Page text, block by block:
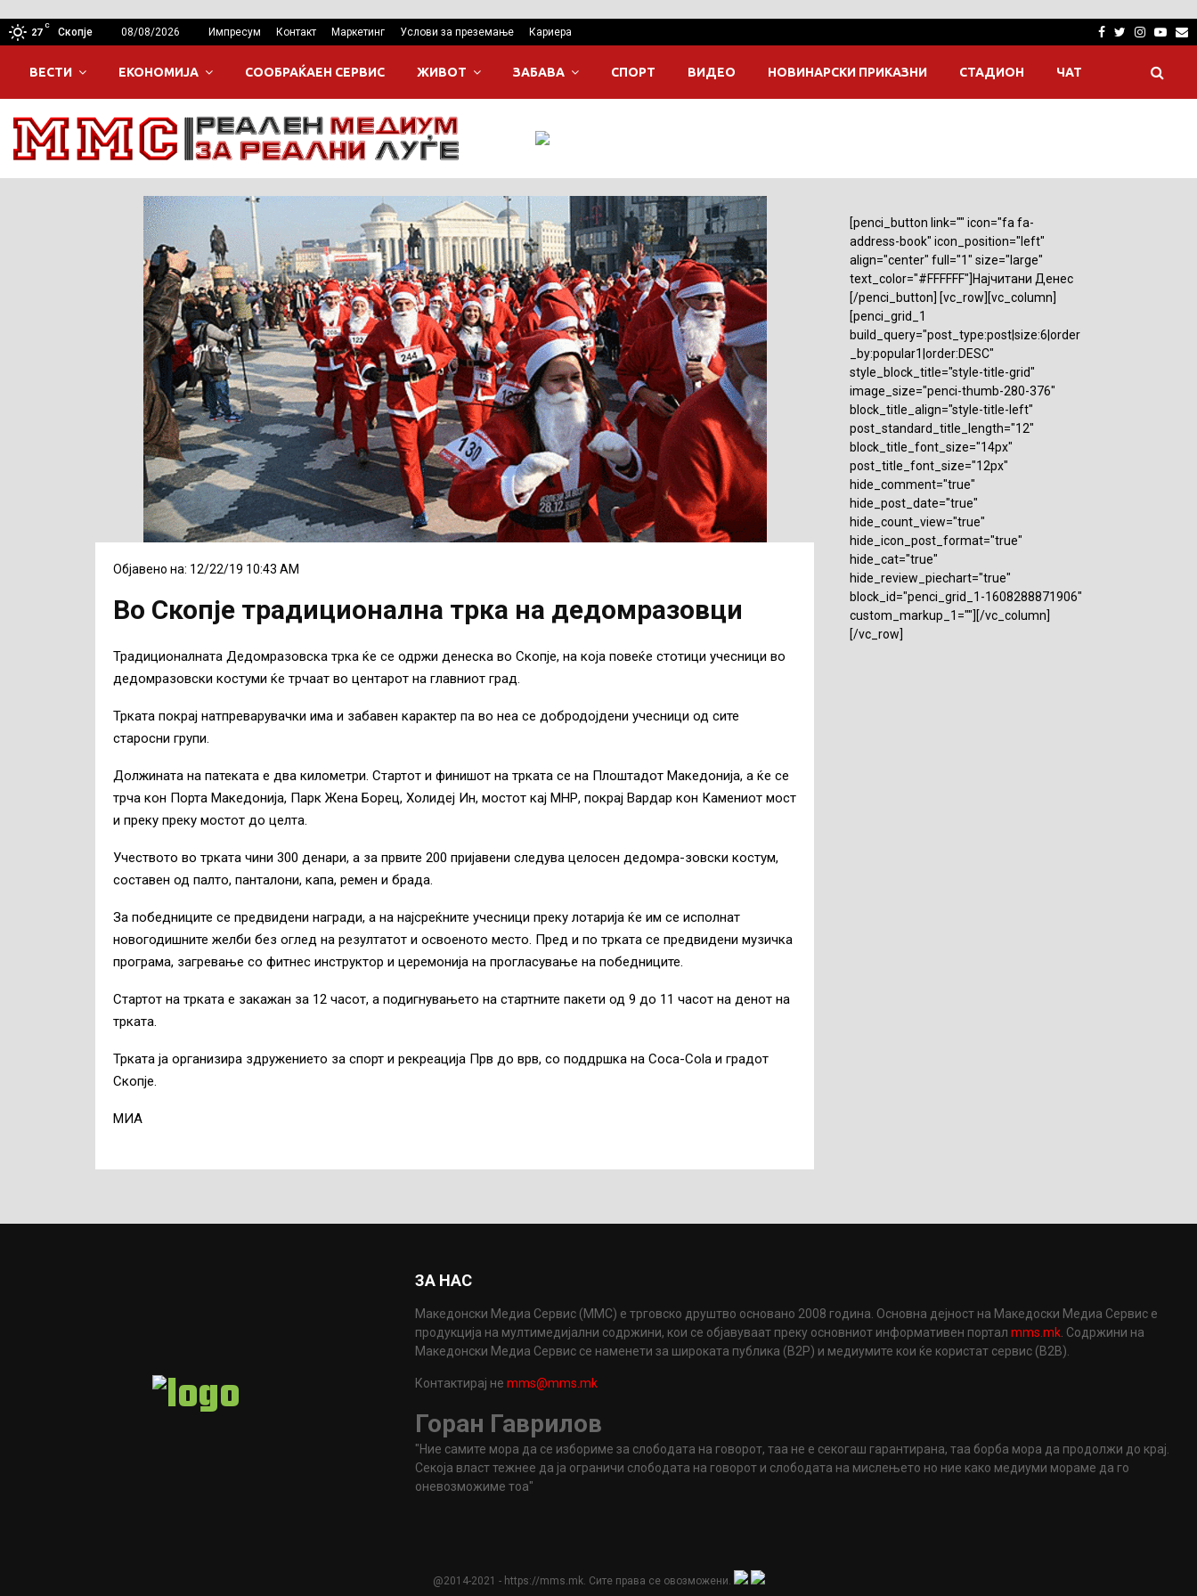
27
C
Скопје 08/08/2026 Импресум Контакт Маркетинг Услови за преземање Кариера Facebook
Twitter
ВЕСТИ ЕКОНОМИЈА СООБРАЌАЕН СЕРВИС ЖИВОТ ЗАБАВА СПОРТ ВИДЕО НОВИНАРСКИ ПРИКАЗНИ СТАДИОН ЧАТ
Објавено на: 12/22/19 10:43 AM
Во Скопје традиционална трка на дедомразовци
Традиционалната Дедомразовска трка ќе се одржи денеска во Скопје, на која повеќе стотици учесници во
дедомразовски костуми ќе трчаат во центарот на главниот град.
Трката покрај натпреварувачки има и забавен карактер па во неа се добродојдени учесници од сите
старосни групи.
Должината на патеката е два километри. Стартот и финишот на трката се на Плоштадот Македонија, а ќе се
трча кон Порта Македонија, Парк Жена Борец, Холидеј Ин, мостот кај МНР, покрај Вардар кон Камениот мост
и преку преку мостот до целта.
Учеството во трката чини 300 денари, а за првите 200 пријавени следува целосен дедомра-зовски костум,
составен од палто, панталони, капа, ремен и брада.
За победниците се предвидени награди, а на најсреќните учесници преку лотарија ќе им се исполнат
новогодишните желби без оглед на резултатот и освоеното место. Пред и по трката се предвидени музичка
програма, загревање со фитнес инструктор и церемонија на прогласување на победниците.
Стартот на трката е закажан за 12 часот, а подигнувањето на стартните пакети од 9 до 11 часот на денот на
трката.
Трката ја организира здружението за спорт и рекреација Прв до врв, со поддршка на Coca-Cola и градот
Скопје.
МИА
[penci_button link="" icon="fa fa-
address-book" icon_position="left"
align="center" full="1" size="large"
text_color="#FFFFFF"]Најчитани Денес
[/penci_button] [vc_row][vc_column]
[penci_grid_1
build_query="post_type:post|size:6|order
_by:popular1|order:DESC"
style_block_title="style-title-grid"
image_size="penci-thumb-280-376"
block_title_align="style-title-left"
post_standard_title_length="12"
block_title_font_size="14px"
post_title_font_size="12px"
hide_comment="true"
hide_post_date="true"
hide_count_view="true"
hide_icon_post_format="true"
hide_cat="true"
hide_review_piechart="true"
block_id="penci_grid_1-1608288871906"
custom_markup_1=""][/vc_column]
[/vc_row]
ЗА НАС
Македонски Медиа Сервис (ММС) е трговско друштво основано 2008 година. Основна дејност на Македоски Медиа Сервис е
продукција на мултимедијални содржини, кои се објавуваат преку основниот информативен порталmms.mk. Содржини на
Македонски Медиа Сервис се наменети за широката публика (B2P) и медиумите кои ќе користат сервис (B2B).
Контактирај неmms@mms.mk
Горан Гаврилов
"Ние самите мора да се избориме за слободата на говорот, таа не е секогаш гарантирана, таа борба мора да продолжи до крај.
Секоја власт тежнее да ја ограничи слободата на говорот и слободата на мислењето но ние како медиуми мораме да го
оневозможиме тоа"
@2014-2021 - https://mms.mk. Сите права се овозможени.